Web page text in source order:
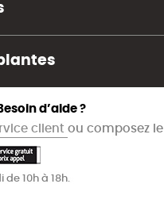
d’aide ?
client ou composez le
de 10h à 18h.